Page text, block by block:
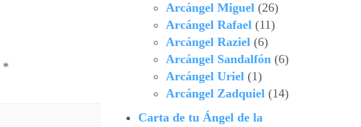
*
Arcángel Miguel(26)
Arcángel Rafael(11)
Arcángel Raziel(6)
Arcángel Sandalfón(6)
Arcángel Uriel(1)
Arcángel Zadquiel(14)
Carta de tu Ángel de la